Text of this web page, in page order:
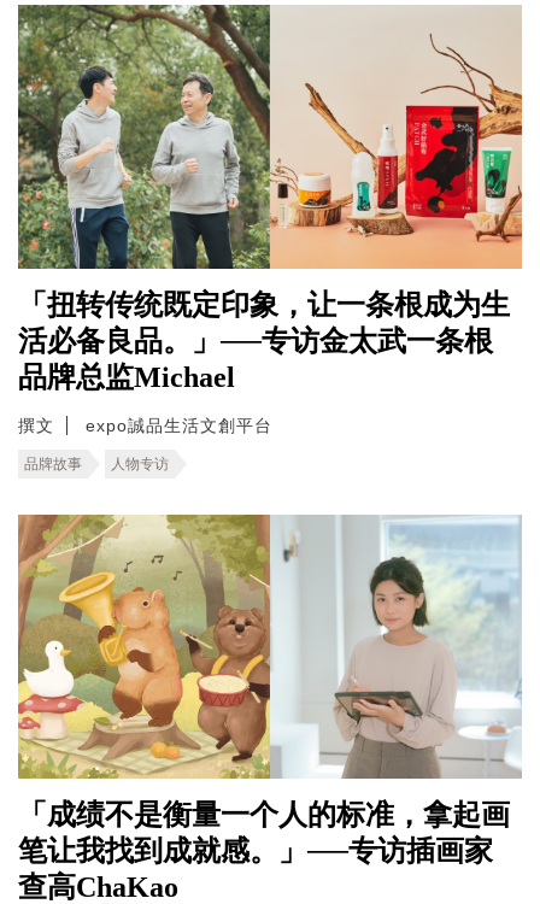
「扭转传统既定印象，让一条根成为生
活必备良品。」──专访金太武一条根
品牌总监Michael
撰文 expo誠品生活文創平台
品牌故事 人物专访
「成绩不是衡量一个人的标准，拿起画
笔让我找到成就感。」──专访插画家
查高ChaKao